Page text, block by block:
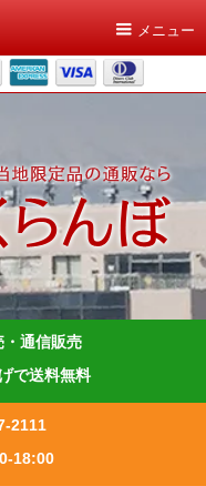
メニュー
・通信販売
で送料無料
2111
18:00